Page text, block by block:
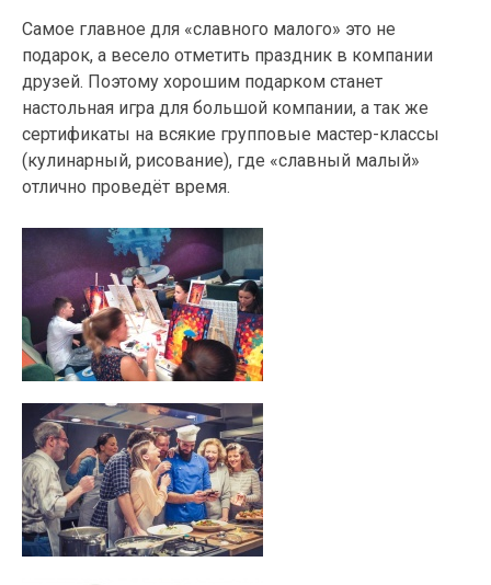
Самое главное для «славного малого» это не
подарок, а весело отметить праздник в компании
друзей. Поэтому хорошим подарком станет
настольная игра для большой компании, а так же
сертификаты на всякие групповые мастер-классы
(кулинарный, рисование), где «славный малый»
отлично проведёт время.